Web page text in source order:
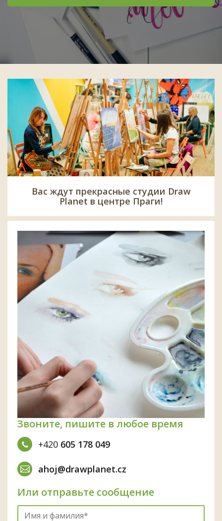
Вас ждут прекрасные студии Draw
Planet в центре Праги!
Звоните, пишите в любое время
+420 605 178 049
ahoj@drawplanet.cz
Или отправьте сообщение